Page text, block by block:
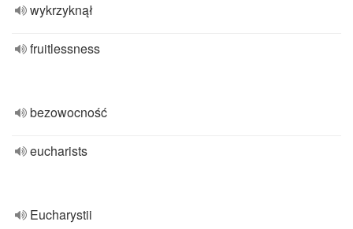
wykrzyknął
fruitlessness
bezowocność
eucharists
Eucharystii